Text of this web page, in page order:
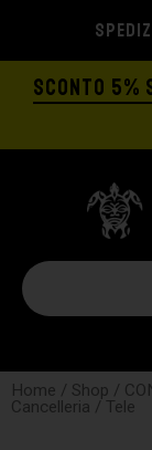
SCONTO 5%
Home / Shop /
Cancelleria / Tele